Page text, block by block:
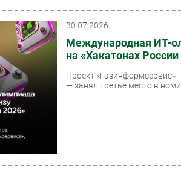
30.07.2026
Международная ИТ-
на «Хакатонах
Проект
— занял третье место в